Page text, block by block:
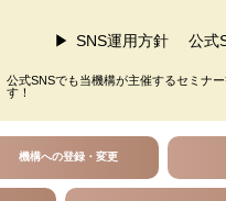
SNS運用方針 公式
公式SNSでも当機構が主催するセミナ
す！
機構への登録・変更